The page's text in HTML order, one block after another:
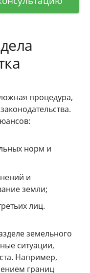
процедура,
норм и
и
земли;
лиц.
земельного
ситуации,
Например,
границ